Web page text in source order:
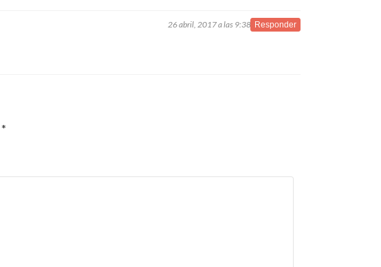
26 abril, 2017 a las 9:38 pmResponder
*